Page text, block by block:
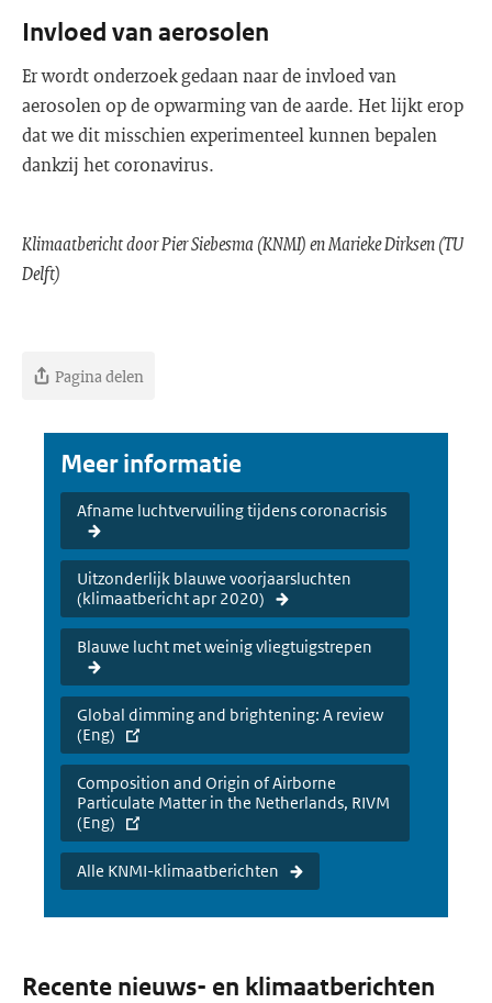
Invloed van aerosolen
Er wordt onderzoek gedaan naar de invloed van
aerosolen op de opwarming van de aarde. Het lijkt erop
dat we dit misschien experimenteel kunnen bepalen
dankzij het coronavirus.
Klimaatbericht door Pier Siebesma (KNMI) en Marieke Dirksen (TU
Delft)
Pagina delen
Meer informatie
Afname luchtvervuiling tijdens coronacrisis
Uitzonderlijk blauwe voorjaarsluchten
(klimaatbericht apr 2020)
Blauwe lucht met weinig vliegtuigstrepen
Global dimming and brightening: A review
(Eng)
Composition and Origin of Airborne
Particulate Matter in the Netherlands, RIVM
(Eng)
Alle KNMI-klimaatberichten
Recente nieuws- en klimaatberichten